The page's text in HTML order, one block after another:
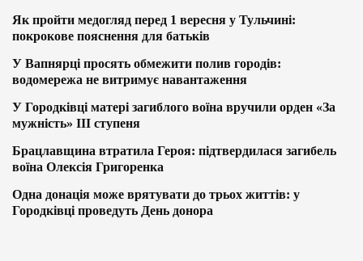
Як пройти медогляд перед 1 вересня у Тульчині:
покрокове пояснення для батьків
У Вапнярці просять обмежити полив городів:
водомережа не витримує навантаження
У Городківці матері загиблого воїна вручили орден «За
мужність» ІІІ ступеня
Брацлавщина втратила Героя: підтвердилася загибель
воїна Олексія Григоренка
Одна донація може врятувати до трьох життів: у
Городківці проведуть День донора